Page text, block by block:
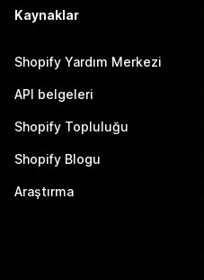
Kaynaklar
Shopify Yardım Merkezi
API belgeleri
Shopify Topluluğu
Shopify Blogu
Araştırma